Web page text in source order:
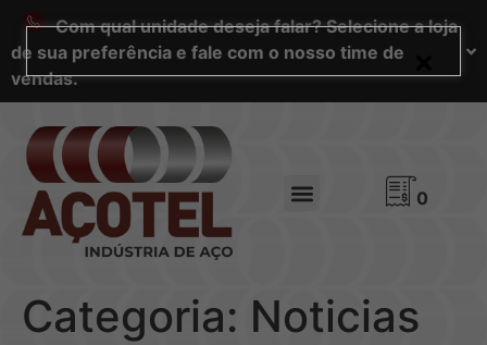
Com qual unidade deseja falar? Selecione a loja
de sua preferência e fale com o nosso time de
vendas.
0
Categoria: Noticias